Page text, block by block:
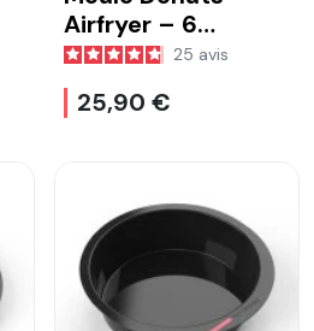
Airfryer – 6
empreintes OHRA®
25 avis
25,90 €